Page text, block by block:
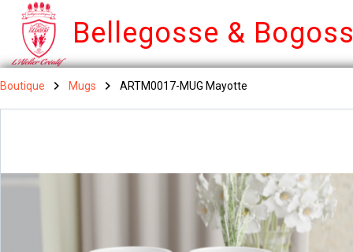
Bellegosse &
Boutique Mugs ARTM0017-MUG Mayotte